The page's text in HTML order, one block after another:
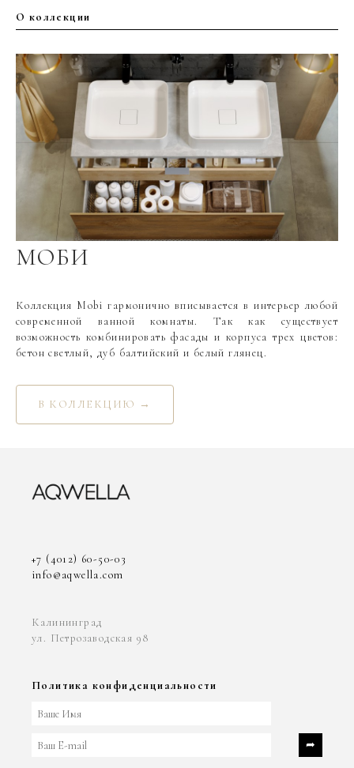
Вес мебели, кг
О коллекции
МОБИ
Коллекция Mobi гармонично вписывается в интерьер любой
современной ванной комнаты. Так как существует
возможность комбинировать фасады и корпуса трех цветов:
бетон светлый, дуб балтийский и белый глянец.
В КОЛЛЕКЦИЮ →
+7 (4012) 60-50-03
info@aqwella.com
Калининград
ул. Петрозаводская 98
Политика конфиденциальности